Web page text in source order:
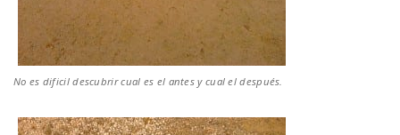
No es dificil descubrir cual es el antes y cual el después.